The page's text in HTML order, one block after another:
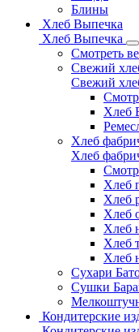
Блины
Хлеб Выпечка
Хлеб Выпечка
Смотреть
Свежий
Свежий
Хлеб
Хлеб
Хлеб
Хлеб
Хлеб
Хлеб
Хлеб
Хлеб
Хлеб
Сухари
Сушки
Кондитерские